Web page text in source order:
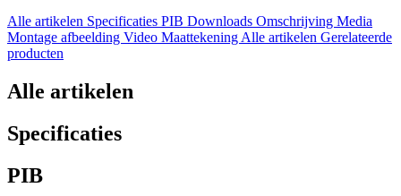
Alle artikelen Specificaties PIB Downloads Omschrijving Media
Montage afbeelding Video MaattekeningAlle artikelen Gerelateerde
producten
Alle artikelen
Specificaties
PIB